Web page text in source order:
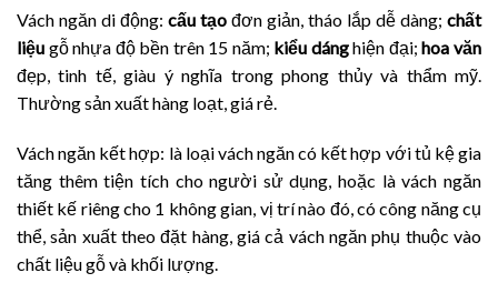
Vách ngăn di động: cấu tạo đơn giản, tháo lắp dễ dàng; chất
liệu gỗ nhựa độ bền trên 15 năm; kiểu dánghiện đại;hoa văn
đẹp, tinh tế, giàu ý nghĩa trong phong thủy và thẩm mỹ.
Thường sản xuất hàng loạt, giá rẻ.
Vách ngăn kết hợp: là loại vách ngăn có kết hợp với tủ kệ gia
tăng thêm tiện tích cho người sử dụng, hoặc là vách ngăn
thiết kế riêng cho 1 không gian, vị trí nào đó, có công năng cụ
thể, sản xuất theo đặt hàng, giá cả vách ngăn phụ thuộc vào
chất liệu gỗ và khối lượng.